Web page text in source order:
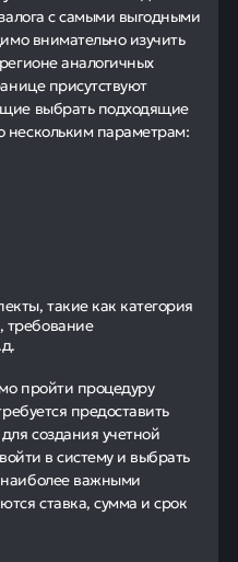
с самыми выгодными
внимательно изучить
аналогичных
присутствуют
выбрать подходящие
параметрам:
такие как категория
требование
пройти процедуру
предоставить
создания учетной
в систему и выбрать
важными
ставка, сумма и срок